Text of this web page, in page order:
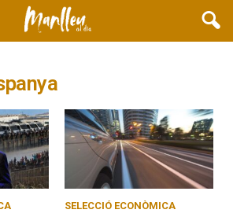
SELECCIÓ ECONÒMICA